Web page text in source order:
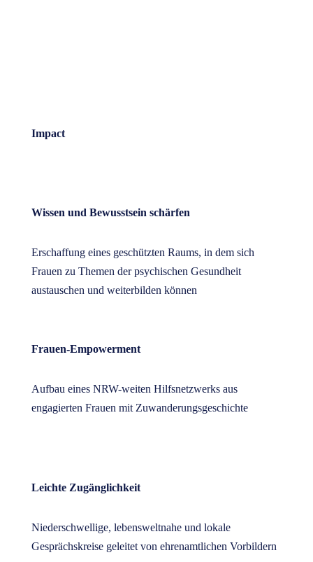
Impact
Wissen und Bewusstsein schärfen
Erschaffung eines geschützten Raums, in dem sich
Frauen zu Themen der psychischen Gesundheit
austauschen und weiterbilden können
Frauen-Empowerment
Aufbau eines NRW-weiten Hilfsnetzwerks aus
engagierten Frauen mit Zuwanderungsgeschichte
Leichte Zugänglichkeit
Niederschwellige, lebensweltnahe und lokale
Gesprächskreise geleitet von ehrenamtlichen Vorbildern